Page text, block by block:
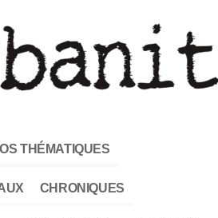
THÉMATIQUES
CHRONIQUES